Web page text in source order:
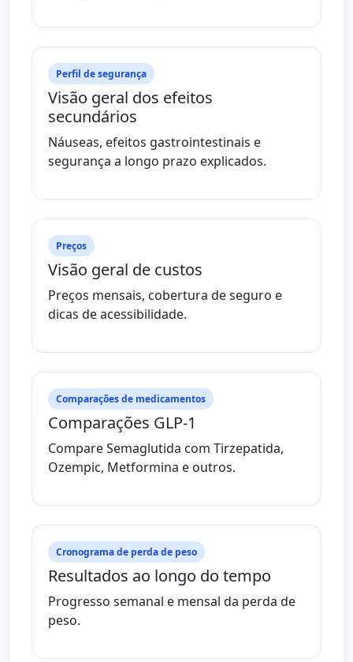
Perfil de segurança
Visão geral dos efeitos
secundários
Náuseas, efeitos gastrointestinais e
segurança a longo prazo explicados.
Preços
Visão geral de custos
Preços mensais, cobertura de seguro e
dicas de acessibilidade.
Comparações de medicamentos
Comparações GLP-1
Compare Semaglutida com Tirzepatida,
Ozempic, Metformina e outros.
Cronograma de perda de peso
Resultados ao longo do tempo
Progresso semanal e mensal da perda de
peso.